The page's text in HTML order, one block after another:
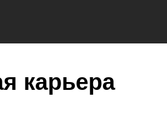
карьера